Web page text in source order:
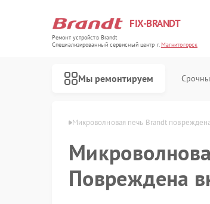
FIX-BRANDT
Ремонт устройств Brandt
Специализированный cервисный центр г.Магнитогорск
Мы ремонтируем
Микроволновая печь Brandt
Повреждена